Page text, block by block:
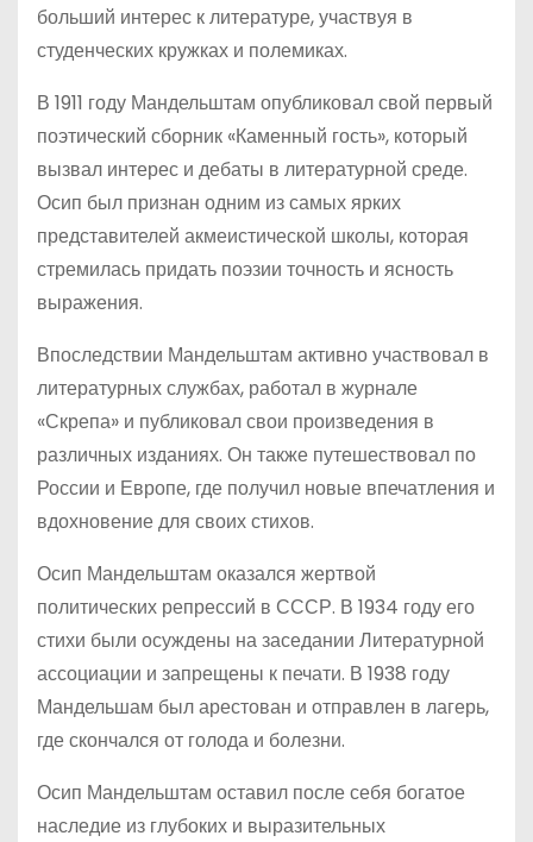
больший интерес к литературе, участвуя в
студенческих кружках и полемиках.
В 1911 году Мандельштам опубликовал свой первый
поэтический сборник «Каменный гость», который
вызвал интерес и дебаты в литературной среде.
Осип был признан одним из самых ярких
представителей акмеистической школы, которая
стремилась придать поэзии точность и ясность
выражения.
Впоследствии Мандельштам активно участвовал в
литературных службах, работал в журнале
«Скрепа» и публиковал свои произведения в
различных изданиях. Он также путешествовал по
России и Европе, где получил новые впечатления и
вдохновение для своих стихов.
Осип Мандельштам оказался жертвой
политических репрессий в СССР. В 1934 году его
стихи были осуждены на заседании Литературной
ассоциации и запрещены к печати. В 1938 году
Мандельшам был арестован и отправлен в лагерь,
где скончался от голода и болезни.
Осип Мандельштам оставил после себя богатое
наследие из глубоких и выразительных